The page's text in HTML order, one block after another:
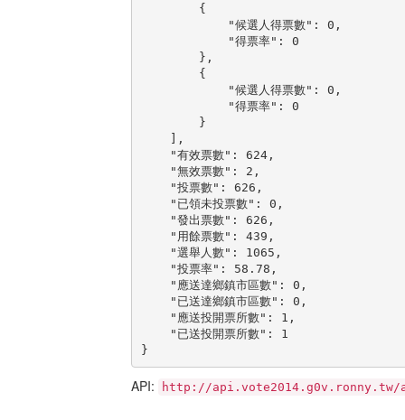
        {
            "候選人得票數": 0,
            "得票率": 0
        },
        {
            "候選人得票數": 0,
            "得票率": 0
        }
    ],
    "有效票數": 624,
    "無效票數": 2,
    "投票數": 626,
    "已領未投票數": 0,
    "發出票數": 626,
    "用餘票數": 439,
    "選舉人數": 1065,
    "投票率": 58.78,
    "應送達鄉鎮市區數": 0,
    "已送達鄉鎮市區數": 0,
    "應送投開票所數": 1,
    "已送投開票所數": 1
}
API: http://api.vote2014.g0v.ronny.tw/